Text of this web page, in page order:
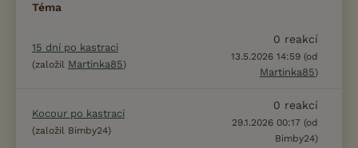
Téma
15 dní po kastraci
(založil Martinka85)
0 reakcí
13.5.2026 14:59 (od
Martinka85)
Kocour po kastraci
(založil Bimby24)
0 reakcí
29.1.2026 00:17 (od
Bimby24)